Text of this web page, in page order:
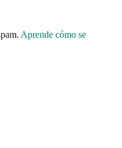
Aprende cómo se